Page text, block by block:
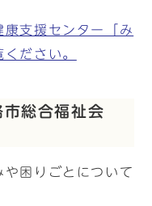
支援センター「み
ださい。
総合福祉会
や困りごとについて